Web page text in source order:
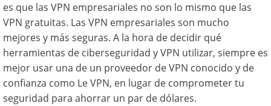
es que las VPN empresariales no son lo mismo que las
VPN gratuitas. Las VPN empresariales son mucho
mejores y más seguras. A la hora de decidir qué
herramientas de ciberseguridad y VPN utilizar, siempre es
mejor usar una de un proveedor de VPN conocido y de
confianza como Le VPN, en lugar de comprometer tu
seguridad para ahorrar un par de dólares.